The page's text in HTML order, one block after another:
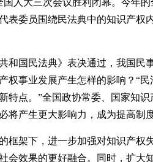
大三次会议胜利闭幕。今年的
表委员围绕民法典中的知识产权
国民法典》表决通过，我国民
权事业发展产生怎样的影响？“
特点。”全国政协常委、国家知
将产生更大影响力，成为提高制
架下，进一步加强对知识产权
会效果的更好融合。同时，扩大